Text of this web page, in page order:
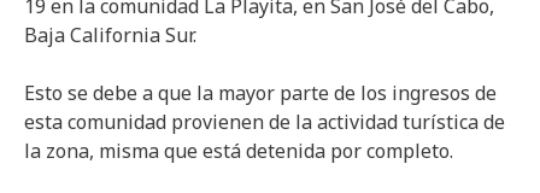
19 en la comunidad La Playita, en San José del Cabo,
Baja California Sur.
Esto se debe a que la mayor parte de los ingresos de
esta comunidad provienen de la actividad turística de
la zona, misma que está detenida por completo.